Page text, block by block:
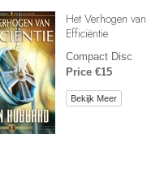
Het Verhogen van
Efficiëntie
Compact Disc
Price €15
Bekijk Meer